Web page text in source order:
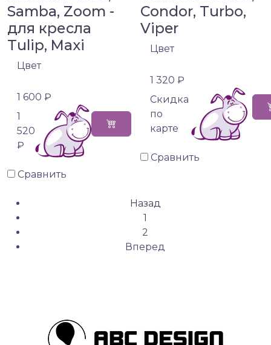
Samba, Zoom -
для кресла
Tulip, Maxi
Цвет
1 600 ₽
1
520
₽
Сравнить
Condor, Turbo,
Viper
Цвет
1 320 ₽
Cкидка
по
карте
Сравнить
Назад
1
2
Вперед